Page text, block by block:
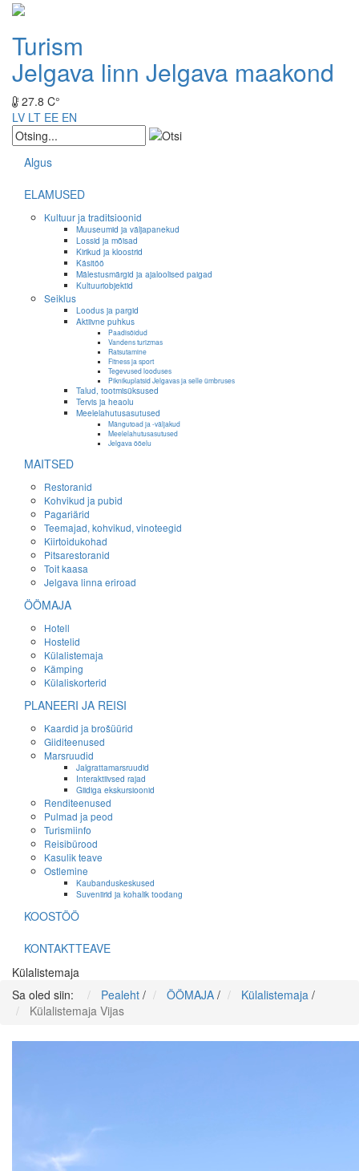
Turism
Jelgava linn Jelgava maakond
27.8 C°
LV LT EE EN
Algus
ELAMUSED
Kultuur ja traditsioonid
Muuseumid ja väljapanekud
Lossid ja mõisad
Kirikud ja kloostrid
Käsitöö
Mälestusmärgid ja ajaloolised paigad
Kultuuriobjektid
Seiklus
Loodus ja pargid
Aktiivne puhkus
Paadisõidud
Vandens turizmas
Ratsutamine
Fitness ja sport
Tegevused looduses
Piknikuplatsid Jelgavas ja selle ümbruses
Talud, tootmisüksused
Tervis ja heaolu
Meelelahutusasutused
Mängutoad ja -väljakud
Meelelahutusasutused
Jelgava ööelu
MAITSED
Restoranid
Kohvikud ja pubid
Pagariärid
Teemajad, kohvikud, vinoteegid
Kiirtoidukohad
Pitsarestoranid
Toit kaasa
Jelgava linna eriroad
ÖÖMAJA
Hotell
Hostelid
Külalistemaja
Kämping
Külaliskorterid
PLANEERI JA REISI
Kaardid ja brošüürid
Giiditeenused
Marsruudid
Jalgrattamarsruudid
Interaktiivsed rajad
Giidiga ekskursioonid
Renditeenused
Pulmad ja peod
Turismiinfo
Reisibürood
Kasulik teave
Ostlemine
Kaubanduskeskused
Suveniirid ja kohalik toodang
KOOSTÖÖ
KONTAKTTEAVE
Külalistemaja
Sa oled siin:
Pealeht / ÖÖMAJA / Külalistemaja /
Külalistemaja Vijas